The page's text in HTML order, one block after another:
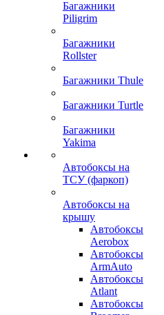
Багажники
Piligrim
Багажники
Rollster
Багажники Thule
Багажники Turtle
Багажники
Yakima
Автобоксы на
ТСУ (фаркоп)
Автобоксы на
крышу
Автобоксы
Aerobox
Автобоксы
ArmAuto
Автобоксы
Atlant
Автобоксы